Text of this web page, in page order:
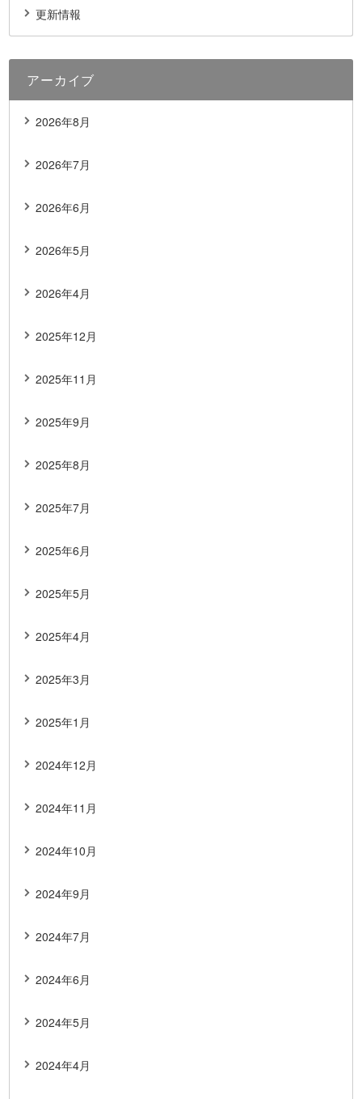
更新情報
アーカイブ
2026年8月
2026年7月
2026年6月
2026年5月
2026年4月
2025年12月
2025年11月
2025年9月
2025年8月
2025年7月
2025年6月
2025年5月
2025年4月
2025年3月
2025年1月
2024年12月
2024年11月
2024年10月
2024年9月
2024年7月
2024年6月
2024年5月
2024年4月